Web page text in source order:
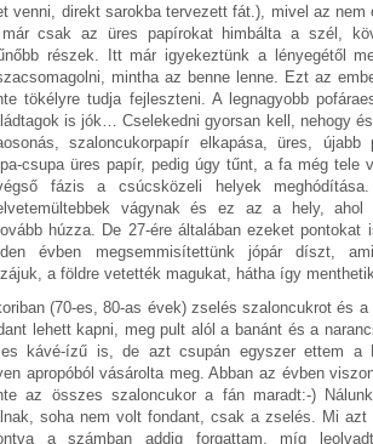
venni, direkt sarokba tervezett fát.), mivel az nem
csak az üres papírokat himbálta a szél,
részek. Itt már igyekeztünk a lényegétől
mintha az benne lenne. Ezt az
tökélyre tudja fejleszteni. A legnagyobb
is jók… Cselekedni gyorsan kell, nehogy
szaloncukorpapír elkapása, üres,
csupa üres papír, pedig úgy tűnt, a fa még tele
fázis a csúcsközeli helyek
vágynak és ez az a hely,
húzza. De 27-ére általában ezeket pontokat
évben megsemmisítettünk jópár díszt,
a földre vetették magukat, hátha így
(70-es, 80-as évek) zselés szaloncukrot és
lehett kapni, meg pult alól a banánt és a
kávé-ízű is, de azt csupán egyszer ettem a
apropóból vásárolta meg. Abban az évben
az összes szaloncukor a fán maradt:-)
soha nem volt fondant, csak a zselés. Mi azt
a számban addig forgattam, míg